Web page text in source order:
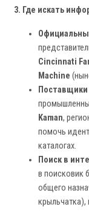
3. Где искать
Cincinnati
Machine
Поставщики
Kaman,
помочь
каталогах.
Поиск в
в поисковик
общего
крыльчатка),